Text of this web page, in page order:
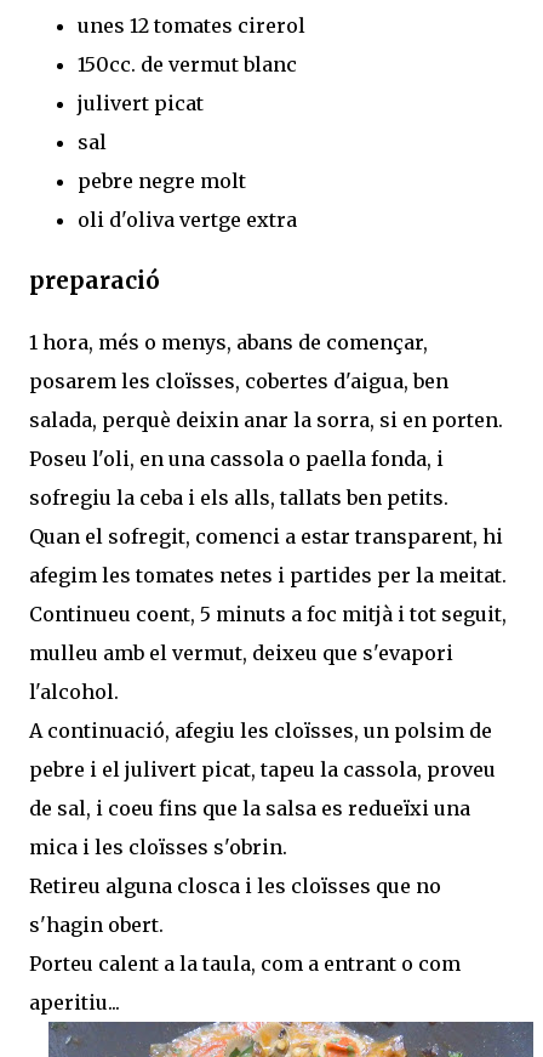
unes 12 tomates cirerol
150cc. de vermut blanc
julivert picat
sal
pebre negre molt
oli d'oliva vertge extra
preparació
1 hora, més o menys, abans de començar,
posarem les cloïsses, cobertes d'aigua, ben
salada, perquè deixin anar la sorra, si en porten.
Poseu l'oli, en una cassola o paella fonda, i
sofregiu la ceba i els alls, tallats ben petits.
Quan el sofregit, comenci a estar transparent, hi
afegim les tomates netes i partides per la meitat.
Continueu coent, 5 minuts a foc mitjà i tot seguit,
mulleu amb el vermut, deixeu que s'evapori
l'alcohol.
A continuació, afegiu les cloïsses, un polsim de
pebre i el julivert picat, tapeu la cassola, proveu
de sal, i coeu fins que la salsa es redueïxi una
mica i les cloïsses s'obrin.
Retireu alguna closca i les cloïsses que no
s'hagin obert.
Porteu calent a la taula, com a entrant o com
aperitiu...